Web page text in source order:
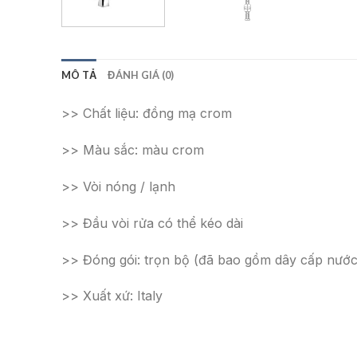
MÔ TẢ ĐÁNH GIÁ (0)
>> Chất liệu: đồng mạ crom
>> Màu sắc: màu crom
>> Vòi nóng / lạnh
>> Đầu vòi rửa có thể kéo dài
>> Đóng gói: trọn bộ (đã bao gồm dây cấp
>> Xuất xứ: Italy